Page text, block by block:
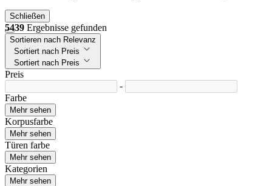
Schließen
5439 Ergebnisse gefunden
Sortieren nach Relevanz
Sortiert nach Preis
Sortiert nach Preis
Preis
-
Farbe
Mehr sehen
Korpusfarbe
Mehr sehen
Türen farbe
Mehr sehen
Kategorien
Mehr sehen